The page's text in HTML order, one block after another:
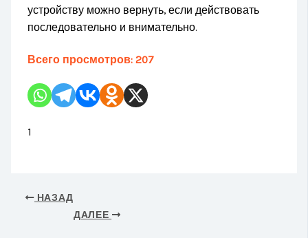
устройству можно вернуть, если действовать
последовательно и внимательно.
Всего просмотров: 207
1
НАЗАД
ДАЛЕЕ